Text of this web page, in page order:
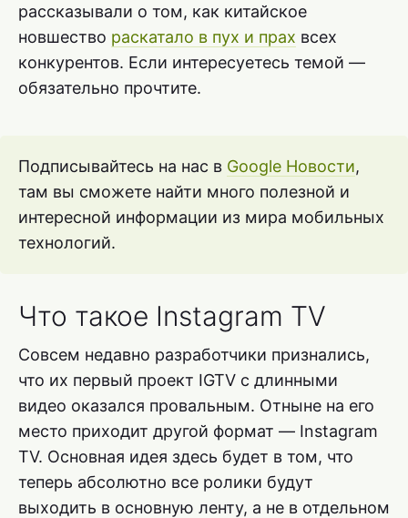
рассказывали о том, как китайское
новшество раскатало в пух и прах всех
конкурентов. Если интересуетесь темой —
обязательно прочтите.
Подписывайтесь на нас в Google Новости,
там вы сможете найти много полезной и
интересной информации из мира мобильных
технологий.
Что такое Instagram TV
Совсем недавно разработчики признались,
что их первый проект IGTV с длинными
видео оказался провальным. Отныне на его
место приходит другой формат — Instagram
TV. Основная идея здесь будет в том, что
теперь абсолютно все ролики будут
выходить в основную ленту, а не в отдельном